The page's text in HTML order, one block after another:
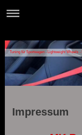
Tuning für Sportwagen - Lightweight Wheels
Impressum